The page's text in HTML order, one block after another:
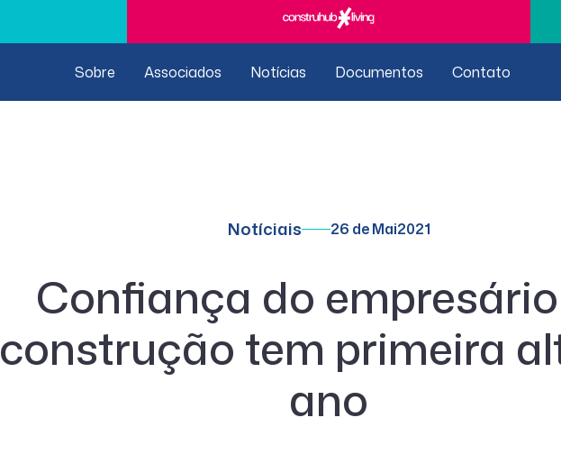
Sobre Associados Notícias Documentos Contato
Notíciais 26 de Mai2021
Confiança do
construção tem primeira
ano